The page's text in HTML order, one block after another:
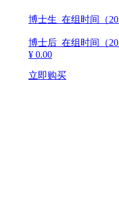
博士生 在组时间（
博士后 在组时间（
¥ 0.00
立即购买